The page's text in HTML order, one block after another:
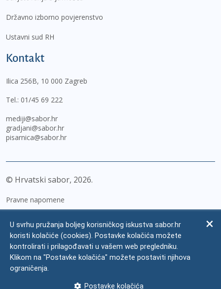
Državno izborno povjerenstvo
Ustavni sud RH
Kontakt
Ilica 256B, 10 000 Zagreb
Tel.: 01/45 69 222
mediji@sabor.hr
gradjani@sabor.hr
pisarnica@sabor.hr
© Hrvatski sabor, 2026
Pravne napomene
Zaštita osobnih podataka
Impressum
Česta pitanja
U svrhu pružanja boljeg korisničkog iskustva sabor.hr
koristi kolačiće (cookies). Postavke kolačića možete
kontrolirati i prilagođavati u vašem web pregledniku.
Klikom na "Postavke kolačića" možete postaviti njihova
ograničenja.
Postavke kolačića